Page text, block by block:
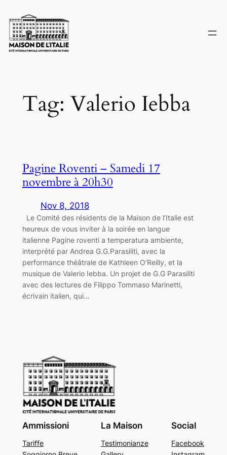
to
content
Tag: Valerio Iebba
Pagine Roventi – Samedi 17
novembre à 20h30
Nov 8, 2018
Le Comité des résidents de la Maison de l’Italie est
heureux de vous inviter à la soirée en langue
italienne Pagine roventi a temperatura ambiente,
interprété par Andrea G.G.Parasiliti, avec la
performance théâtrale de Kathleen O’Reilly, et la
musique de Valerio Iebba. Un projet de G.G Parasiliti
avec des lectures de Filippo Tommaso Marinetti,
écrivain italien, qui…
Ammissioni
Tariffe
La Maison
Testimonianze
Social
Facebook